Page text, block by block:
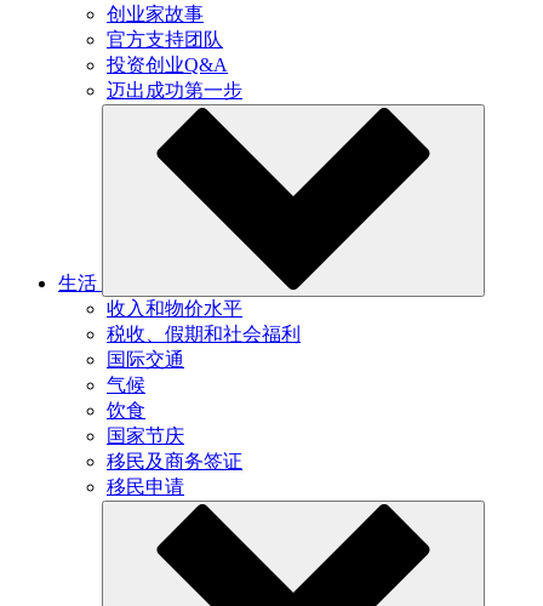
创业家故事
官方支持团队
投资创业Q&A
迈出成功第一步
生活
收入和物价水平
税收、假期和社会福利
国际交通
气候
饮食
国家节庆
移民及商务签证
移民申请